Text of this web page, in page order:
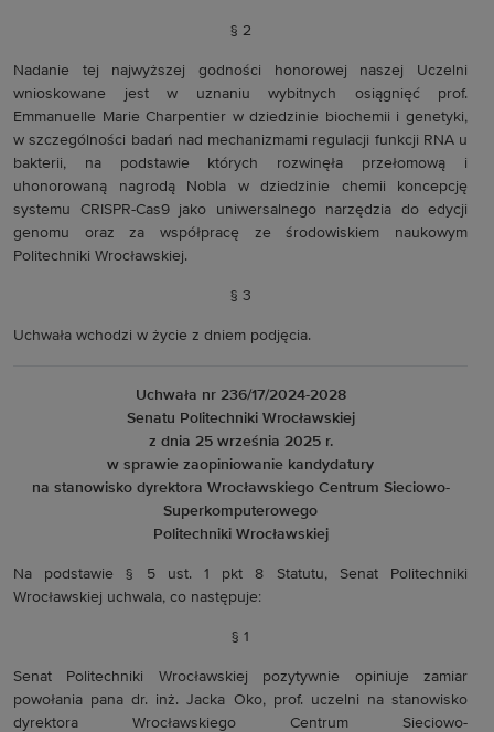
§ 2
Nadanie tej najwyższej godności honorowej naszej Uczelni
wnioskowane jest w uznaniu wybitnych osiągnięć prof.
Emmanuelle Marie Charpentier w dziedzinie biochemii i genetyki,
w szczególności badań nad mechanizmami regulacji funkcji RNA u
bakterii, na podstawie których rozwinęła przełomową i
uhonorowaną nagrodą Nobla w dziedzinie chemii koncepcję
systemu CRISPR-Cas9 jako uniwersalnego narzędzia do edycji
genomu oraz za współpracę ze środowiskiem naukowym
Politechniki Wrocławskiej.
§ 3
Uchwała wchodzi w życie z dniem podjęcia.
Uchwała nr 236/17/2024-2028
Senatu Politechniki Wrocławskiej
z dnia 25 września 2025 r.
w sprawie zaopiniowanie kandydatury
na stanowisko dyrektora Wrocławskiego Centrum Sieciowo-
Superkomputerowego
Politechniki Wrocławskiej
Na podstawie § 5 ust. 1 pkt 8 Statutu, Senat Politechniki
Wrocławskiej uchwala, co następuje:
§ 1
Senat Politechniki Wrocławskiej pozytywnie opiniuje zamiar
powołania pana dr. inż. Jacka Oko, prof. uczelni na stanowisko
dyrektora Wrocławskiego Centrum Sieciowo-